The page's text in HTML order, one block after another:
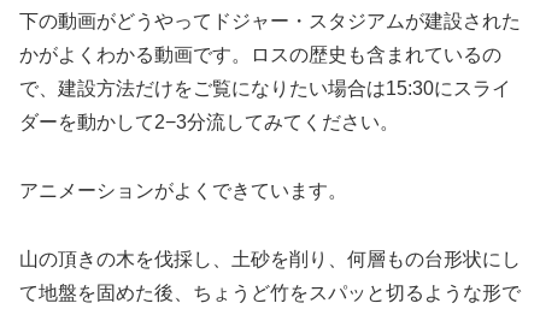
下の動画がどうやってドジャー・スタジアムが建設された
かがよくわかる動画です。ロスの歴史も含まれているの
で、建設方法だけをご覧になりたい場合は15:30にスライ
ダーを動かして2−3分流してみてください。
アニメーションがよくできています。
山の頂きの木を伐採し、土砂を削り、何層もの台形状にし
て地盤を固めた後、ちょうど竹をスパッと切るような形で